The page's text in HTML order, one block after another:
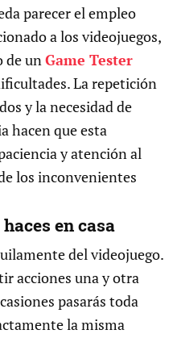
parecer el empleo
a los videojuegos,
de unGame Tester
La repetición
y la necesidad de
hacen que esta
y atención al
los inconvenientes
en casa
del videojuego.
acciones una y otra
pasarás toda
la misma